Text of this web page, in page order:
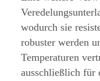
wodurch sie
robuster werden
Temperaturen
ausschließlich für